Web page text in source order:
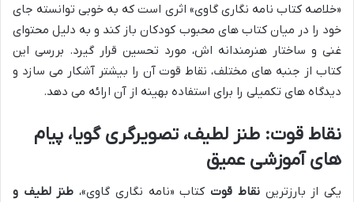
«خلاصه کتاب نامه نگاری گاوی» اثری است که به خوبی توانسته جای
خود را در میان کتاب های محبوب کودکان باز کند و به دلیل محتوای
غنی و ساختار هنرمندانه اش، مورد تحسین قرار گیرد. بررسی این
کتاب از جنبه های مختلف، نقاط قوت آن را بیشتر آشکار می سازد و
دیدگاه های تکمیلی را برای استفاده بهینه از آن ارائه می دهد.
نقاط قوت: طنز لطیف، تصویرگری گویا، پیام
های آموزشی عمیق
یکی از بارزتریننقاط قوت کتاب «نامه نگاری گاوی»، طنز لطیف و